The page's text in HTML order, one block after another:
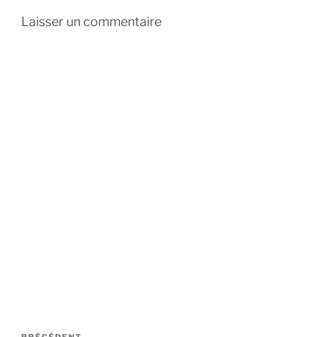
Laisser un commentaire
Navigation